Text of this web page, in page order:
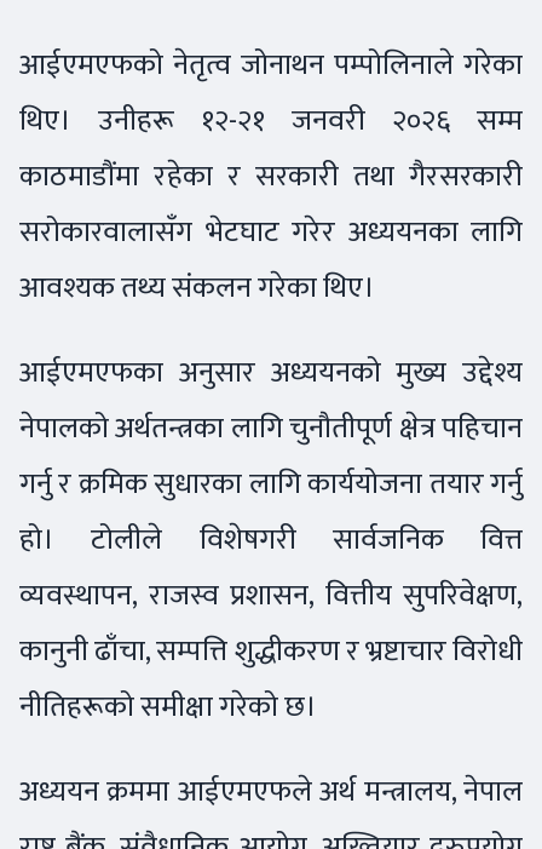
आईएमएफको नेतृत्व जोनाथन पम्पोलिनाले गरेका
थिए। उनीहरू १२-२१ जनवरी २०२६ सम्म
काठमाडौंमा रहेका र सरकारी तथा गैरसरकारी
सरोकारवालासँग भेटघाट गरेर अध्ययनका लागि
आवश्यक तथ्य संकलन गरेका थिए।
आईएमएफका अनुसार अध्ययनको मुख्य उद्देश्य
नेपालको अर्थतन्त्रका लागि चुनौतीपूर्ण क्षेत्र पहिचान
गर्नु र क्रमिक सुधारका लागि कार्ययोजना तयार गर्नु
हो। टोलीले विशेषगरी सार्वजनिक वित्त
व्यवस्थापन, राजस्व प्रशासन, वित्तीय सुपरिवेक्षण,
कानुनी ढाँचा, सम्पत्ति शुद्धीकरण र भ्रष्टाचार विरोधी
नीतिहरूको समीक्षा गरेको छ।
अध्ययन क्रममा आईएमएफले अर्थ मन्त्रालय, नेपाल